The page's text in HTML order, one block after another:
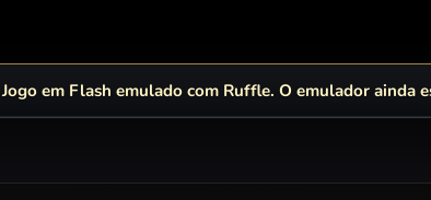
Jogo em Flash emulado com Ruffle. O emulador ainda